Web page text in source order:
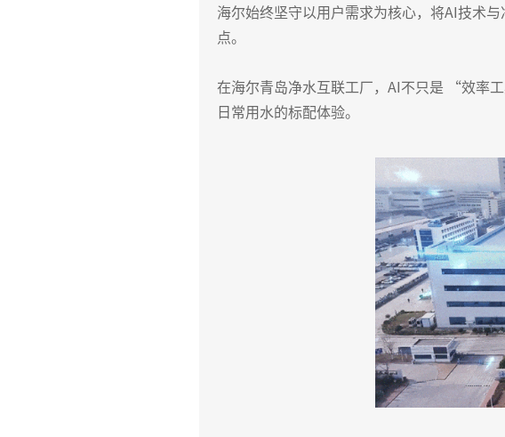
海尔始终坚守以用户需求为核心，将AI技术
点。
在海尔青岛净水互联工厂，AI不只是 “效率
日常用水的标配体验。